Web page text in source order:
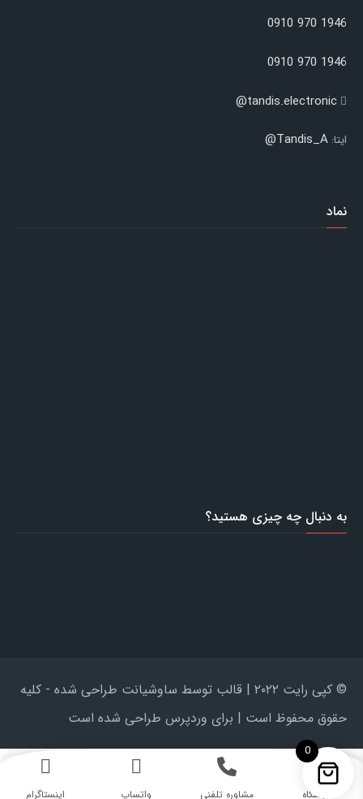
1946 970 0910
1946 970 0910
tandis.electronic@
ایتا: Tandis_A@
نماد
به دنبال چه چیزی هستید؟
© کپی رایت ۲۰۲۲ | قالب توسط ساوشیانت طراحی شده - کلیه
حقوق محفوظ است | برای وردپرس طراحی شده است
فروشگاه مشاوره تلفنی واتساپ اینستاگرام‎
0